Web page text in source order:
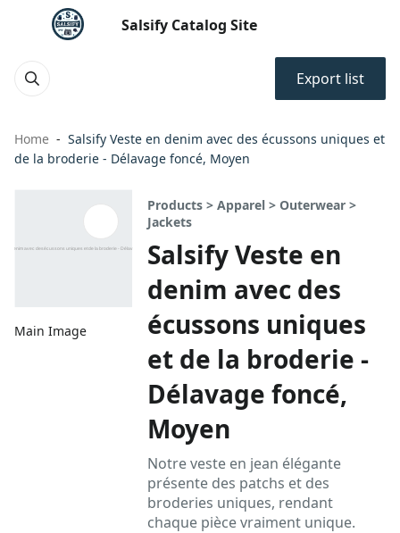
Salsify Catalog Site
Export list
Home
Salsify Veste en denim avec des écussons uniques et
de la broderie - Délavage foncé, Moyen
Main Image
Products > Apparel > Outerwear >
Jackets
Salsify Veste en
denim avec des
écussons uniques
et de la broderie -
Délavage foncé,
Moyen
Notre veste en jean élégante
présente des patchs et des
broderies uniques, rendant
chaque pièce vraiment unique.